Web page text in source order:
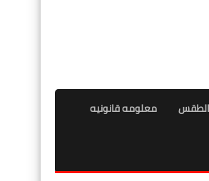
الطقس معلومه قانونيه